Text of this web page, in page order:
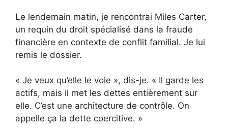
Le lendemain matin, je rencontrai Miles Carter,
un requin du droit spécialisé dans la fraude
financière en contexte de conflit familial. Je lui
remis le dossier.
« Je veux qu’elle le voie », dis-je. « Il garde les
actifs, mais il met les dettes entièrement sur
elle. C’est une architecture de contrôle. On
appelle ça la dette coercitive. »